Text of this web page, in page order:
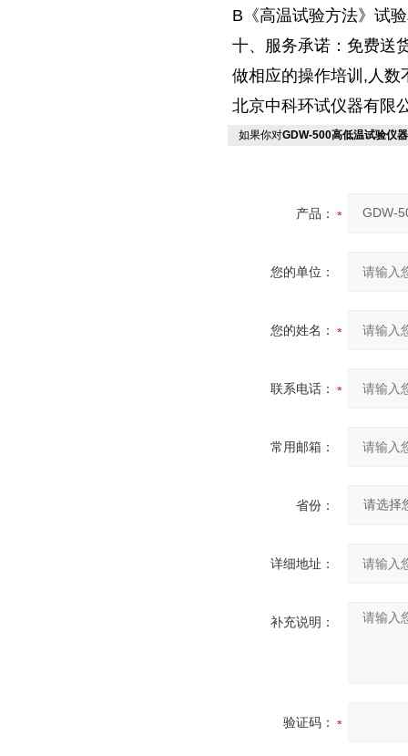
B《高温试验方法》试
十、服务承诺：免费送
做相应的操作培训,人数
北京中科环试仪器有限
如果你对GDW-500高低温试验仪器
产品：
您的单位：
您的姓名：
联系电话：
常用邮箱：
省份：
详细地址：
补充说明：
验证码：